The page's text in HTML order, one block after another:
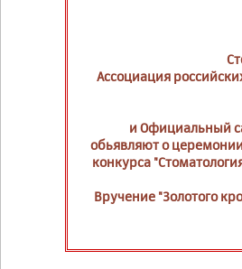
Ассоциация
и Официальный
обьявляют о
конкурса
Вручение "Золотого